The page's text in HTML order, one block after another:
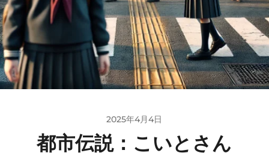
2025年4月4日
都市伝説：こいとさん